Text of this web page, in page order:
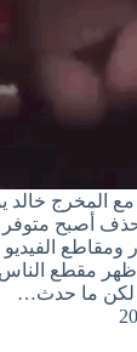
المخرج خالد
حذف أصبح متوفر
ومقاطع
ظهر مقطع
لكن ما حدث…